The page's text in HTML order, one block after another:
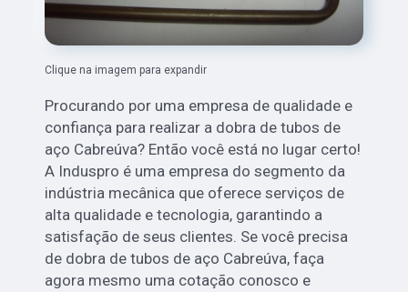
Clique na imagem para expandir
Procurando por uma empresa de qualidade e
confiança para realizar a dobra de tubos de
aço Cabreúva? Então você está no lugar certo!
A Induspro é uma empresa do segmento da
indústria mecânica que oferece serviços de
alta qualidade e tecnologia, garantindo a
satisfação de seus clientes. Se você precisa
de dobra de tubos de aço Cabreúva, faça
agora mesmo uma cotação conosco e